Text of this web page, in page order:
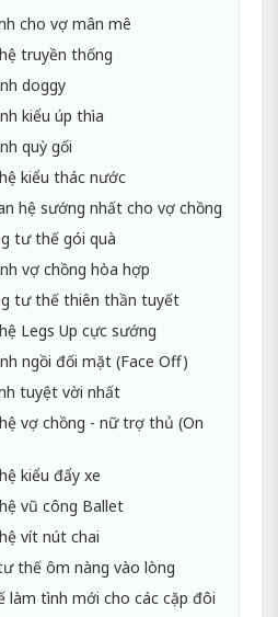
cho vợ mân mê
truyền thống
doggy
kiểu úp thìa
quỳ gối
kiểu thác nước
hệ sướng nhất cho vợ chồng
tư thế gói quà
vợ chồng hòa hợp
tư thế thiên thần tuyết
Legs Up cực sướng
ngồi đối mặt (Face Off)
tuyệt vời nhất
vợ chồng - nữ trợ thủ (On
kiểu đẩy xe
vũ công Ballet
vít nút chai
thế ôm nàng vào lòng
làm tình mới cho các cặp đôi